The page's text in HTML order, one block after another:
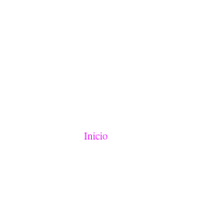
Inicio